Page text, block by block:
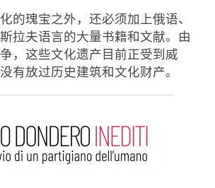
的瑰宝之外，还必须加上俄语、
拉夫语言的大量书籍和文献。由
，这些文化遗产目前正受到威
有放过历史建筑和文化财产。